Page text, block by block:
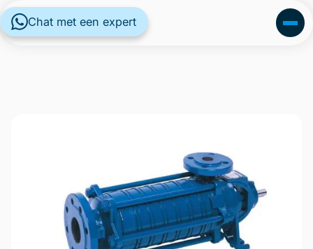
Chat met een expert